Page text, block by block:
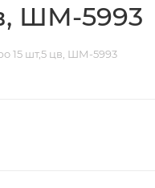
ШМ-5993
15 шт,5 цв, ШМ-5993